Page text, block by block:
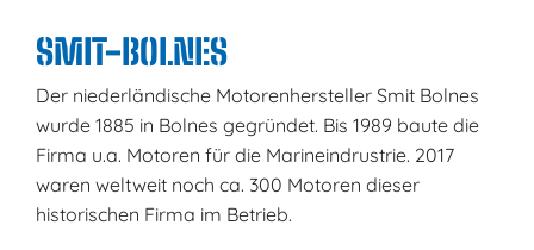
SMIT-BOLNES
Der niederländische Motorenhersteller Smit Bolnes
wurde 1885 in Bolnes gegründet. Bis 1989 baute die
Firma u.a. Motoren für die Marineindrustrie. 2017
waren weltweit noch ca. 300 Motoren dieser
historischen Firma im Betrieb.